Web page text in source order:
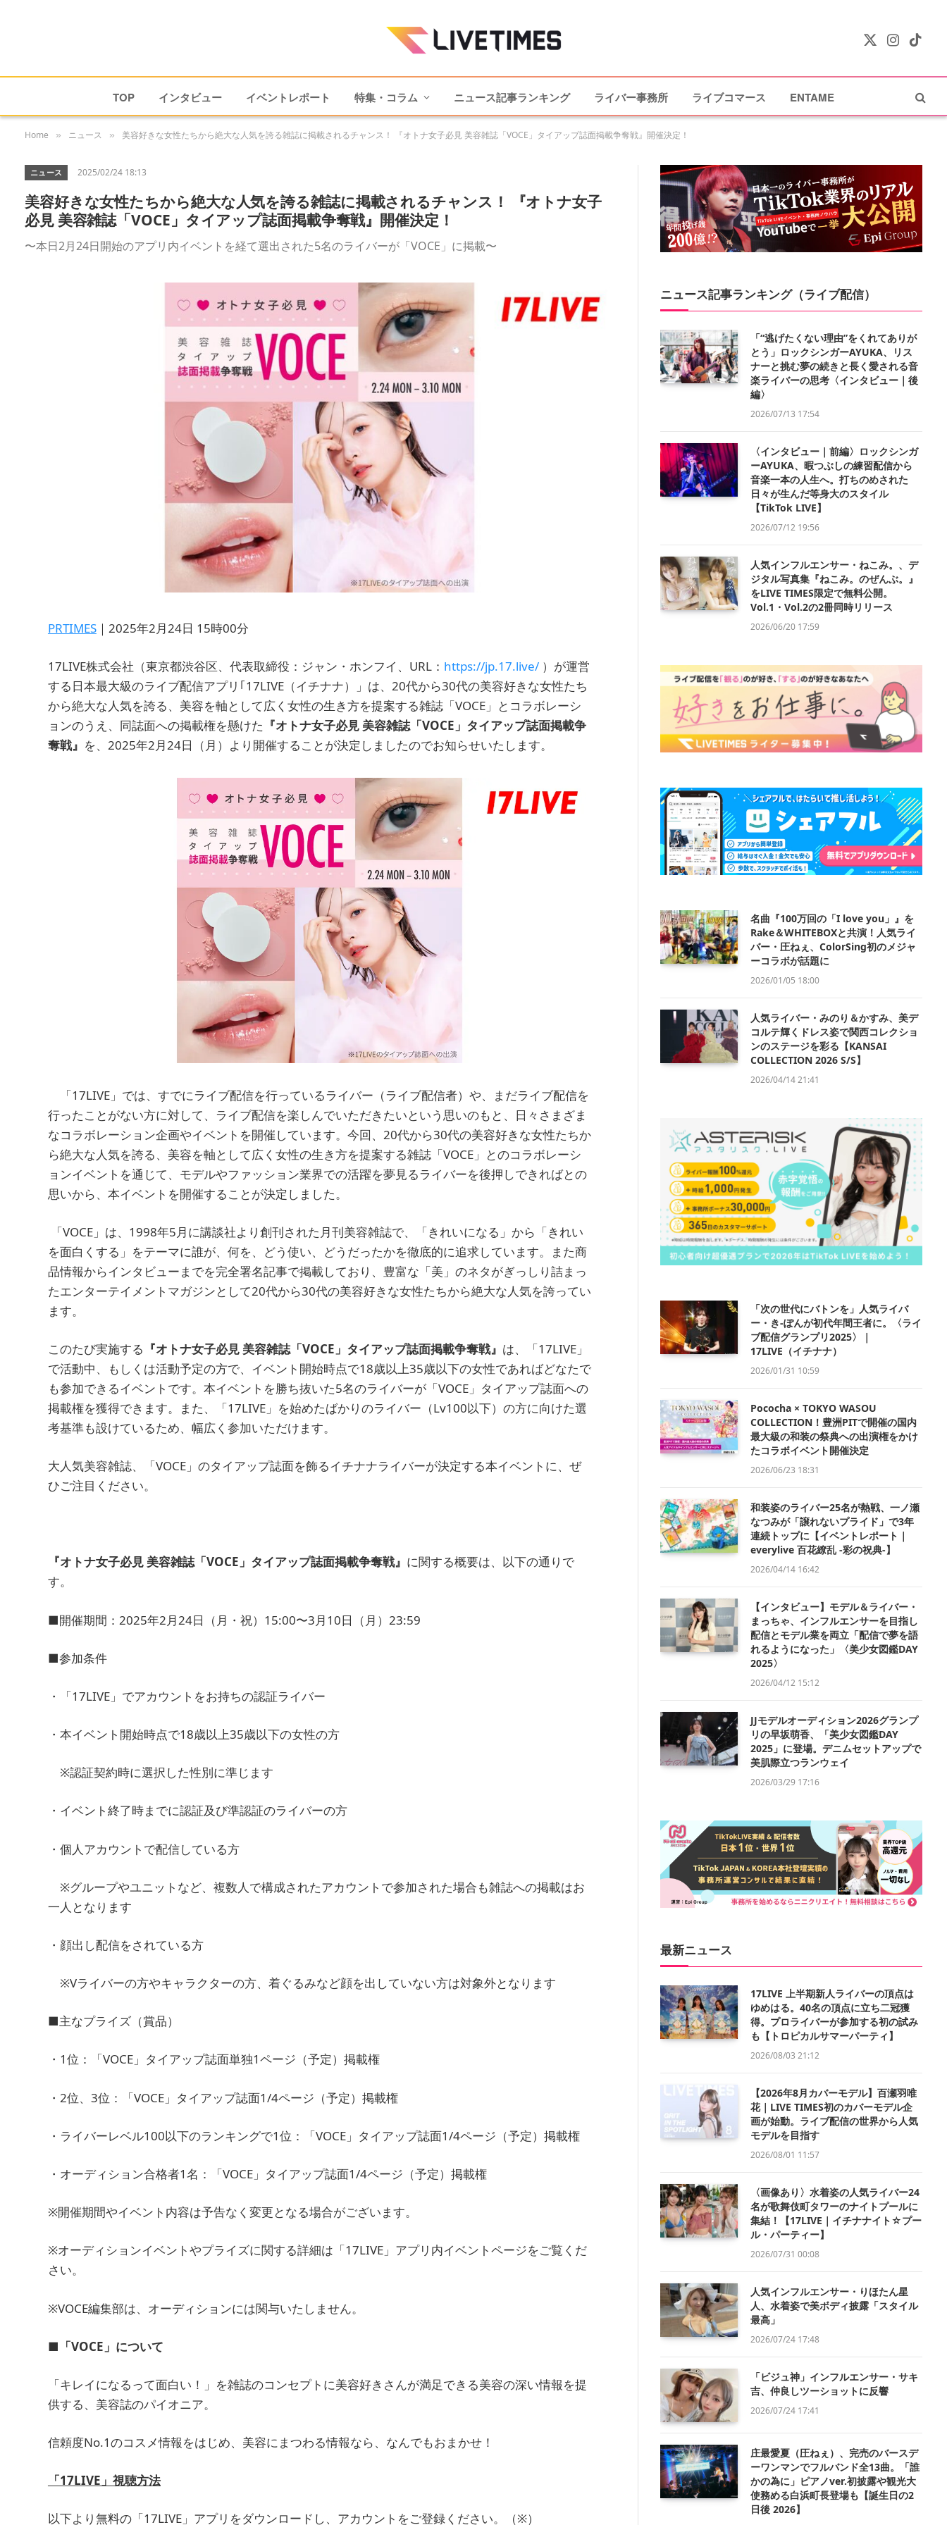
X
Instagram
TikTok
TOP インタビュー イベントレポート 特集・コラム ニュース記事ランキング ライバー事務所 ライブコマース ENTAME
Home » ニュース » 美容好きな女性たちから絶大な人気を誇る雑誌に掲載されるチャンス！ 『オトナ女子必見 美容雑誌「VOCE」タイアップ誌面掲載争奪戦』開催決定！
ニュース 2025/02/24 18:13
美容好きな女性たちから絶大な人気を誇る雑誌に掲載されるチャンス！ 『オトナ女子
必見 美容雑誌「VOCE」タイアップ誌面掲載争奪戦』開催決定！
〜本日2月24日開始のアプリ内イベントを経て選出された5名のライバーが「VOCE」に掲載〜
PRTIMES｜2025年2月24日 15時00分
17LIVE株式会社（東京都渋谷区、代表取締役：ジャン・ホンフイ、URL： https://jp.17.live/）が運営
する日本最大級のライブ配信アプリ｢17LIVE（イチナナ）」は、20代から30代の美容好きな女性たち
から絶大な人気を誇る、美容を軸として広く女性の生き方を提案する雑誌「VOCE」とコラボレーシ
ョンのうえ、同誌面への掲載権を懸けた 『オトナ女子必見 美容雑誌「VOCE」タイアップ誌面掲載争
奪戦』 を、2025年2月24日（月）より開催することが決定しましたのでお知らせいたします。
「17LIVE」では、すでにライブ配信を行っているライバー（ライブ配信者）や、まだライブ配信を
行ったことがない方に対して、ライブ配信を楽しんでいただきたいという思いのもと、日々さまざま
なコラボレーション企画やイベントを開催しています。今回、20代から30代の美容好きな女性たちか
ら絶大な人気を誇る、美容を軸として広く女性の生き方を提案する雑誌「VOCE」とのコラボレーシ
ョンイベントを通じて、モデルやファッション業界での活躍を夢見るライバーを後押しできればとの
思いから、本イベントを開催することが決定しました。
「VOCE」は、1998年5月に講談社より創刊された月刊美容雑誌で、「きれいになる」から「きれい
を面白くする」をテーマに誰が、何を、どう使い、どうだったかを徹底的に追求しています。また商
品情報からインタビューまでを完全署名記事で掲載しており、豊富な「美」のネタがぎっしり詰まっ
たエンターテイメントマガジンとして20代から30代の美容好きな女性たちから絶大な人気を誇ってい
ます。
このたび実施する 『オトナ女子必見 美容雑誌「VOCE」タイアップ誌面掲載争奪戦』 は、「17LIVE」
で活動中、もしくは活動予定の方で、イベント開始時点で18歳以上35歳以下の女性であればどなたで
も参加できるイベントです。本イベントを勝ち抜いた5名のライバーが「VOCE」タイアップ誌面への
掲載権を獲得できます。また、「17LIVE」を始めたばかりのライバー（Lv100以下）の方に向けた選
考基準も設けているため、幅広く参加いただけます。
大人気美容雑誌、「VOCE」のタイアップ誌面を飾るイチナナライバーが決定する本イベントに、ぜ
ひご注目ください。
『オトナ女子必見 美容雑誌「VOCE」タイアップ誌面掲載争奪戦』 に関する概要は、以下の通りで
す。
■開催期間：2025年2月24日（月・祝）15:00〜3月10日（月）23:59
■参加条件
・「17LIVE」でアカウントをお持ちの認証ライバー
・本イベント開始時点で18歳以上35歳以下の女性の方
※認証契約時に選択した性別に準じます
・イベント終了時までに認証及び準認証のライバーの方
・個人アカウントで配信している方
※グループやユニットなど、複数人で構成されたアカウントで参加された場合も雑誌への掲載はお
一人となります
・顔出し配信をされている方
※Vライバーの方やキャラクターの方、着ぐるみなど顔を出していない方は対象外となります
■主なプライズ（賞品）
・1位：「VOCE」タイアップ誌面単独1ページ（予定）掲載権
・2位、3位：「VOCE」タイアップ誌面1/4ページ（予定）掲載権
・ライバーレベル100以下のランキングで1位：「VOCE」タイアップ誌面1/4ページ（予定）掲載権
・オーディション合格者1名：「VOCE」タイアップ誌面1/4ページ（予定）掲載権
※開催期間やイベント内容は予告なく変更となる場合がございます。
※オーディションイベントやプライズに関する詳細は「17LIVE」アプリ内イベントページをご覧くだ
さい。
※VOCE編集部は、オーディションには関与いたしません。
■「VOCE」について
「キレイになるって面白い！」を雑誌のコンセプトに美容好きさんが満足できる美容の深い情報を提
供する、美容誌のパイオニア。
信頼度No.1のコスメ情報をはじめ、美容にまつわる情報なら、なんでもおまかせ！
「17LIVE」視聴方法
以下より無料の「17LIVE」アプリをダウンロードし、アカウントをご登録ください。（※）
ニュース記事ランキング（ライブ配信）
「“逃げたくない理由”をくれてありが
とう」ロックシンガーAYUKA、リス
ナーと挑む夢の続きと長く愛される音
楽ライバーの思考〈インタビュー｜後
編〉
2026/07/13 17:54
〈インタビュー｜前編〉ロックシンガ
ーAYUKA、暇つぶしの練習配信から
音楽一本の人生へ。打ちのめされた
日々が生んだ等身大のスタイル
【TikTok LIVE】
2026/07/12 19:56
人気インフルエンサー・ねこみ。、デ
ジタル写真集『ねこみ。のぜんぶ。』
をLIVE TIMES限定で無料公開。
Vol.1・Vol.2の2冊同時リリース
2026/06/20 17:59
名曲『100万回の「I love you」』を
Rake＆WHITEBOXと共演！人気ライ
バー・圧ねぇ、ColorSing初のメジャ
ーコラボが話題に
2026/01/05 18:00
人気ライバー・みのり＆かすみ、美デ
コルテ輝くドレス姿で関西コレクショ
ンのステージを彩る【KANSAI
COLLECTION 2026 S/S】
2026/04/14 21:41
「次の世代にバトンを」人気ライバ
ー・き-ぽんが初代年間王者に。〈ライ
ブ配信グランプリ2025〉｜
17LIVE（イチナナ）
2026/01/31 10:59
Pococha × TOKYO WASOU
COLLECTION！豊洲PITで開催の国内
最大級の和装の祭典への出演権をかけ
たコラボイベント開催決定
2026/06/23 18:31
和装姿のライバー25名が熱戦、一ノ瀬
なつみが「譲れないプライド」で3年
連続トップに【イベントレポート｜
everylive 百花繚乱 -彩の祝典-】
2026/04/14 16:42
【インタビュー】モデル＆ライバー・
まっちゃ、インフルエンサーを目指し
配信とモデル業を両立「配信で夢を語
れるようになった」〈美少女図鑑DAY
2025〉
2026/04/12 15:12
JJモデルオーディション2026グランプ
リの早坂萌香、「美少女図鑑DAY
2025」に登場。デニムセットアップで
美肌際立つランウェイ
2026/03/29 17:16
最新ニュース
17LIVE 上半期新人ライバーの頂点は
ゆめはる。40名の頂点に立ち二冠獲
得。プロライバーが参加する初の試み
も【トロピカルサマーパーティ】
2026/08/03 21:12
【2026年8月カバーモデル】百瀬羽唯
花｜LIVE TIMES初のカバーモデル企
画が始動。ライブ配信の世界から人気
モデルを目指す
2026/08/01 11:57
〈画像あり〉水着姿の人気ライバー24
名が歌舞伎町タワーのナイトプールに
集結！【17LIVE｜イチナナイト☆プー
ル・パーティー】
2026/07/31 00:08
人気インフルエンサー・りほたん星
人、水着姿で美ボディ披露「スタイル
最高」
2026/07/24 17:48
「ビジュ神」インフルエンサー・サキ
吉、仲良しツーショットに反響
2026/07/24 17:41
庄最愛夏（圧ねぇ）、完売のバースデ
ーワンマンでフルバンド全13曲。「誰
かの為に」ピアノver.初披露や観光大
使務める白浜町長登場も【誕生日の2
日後 2026】